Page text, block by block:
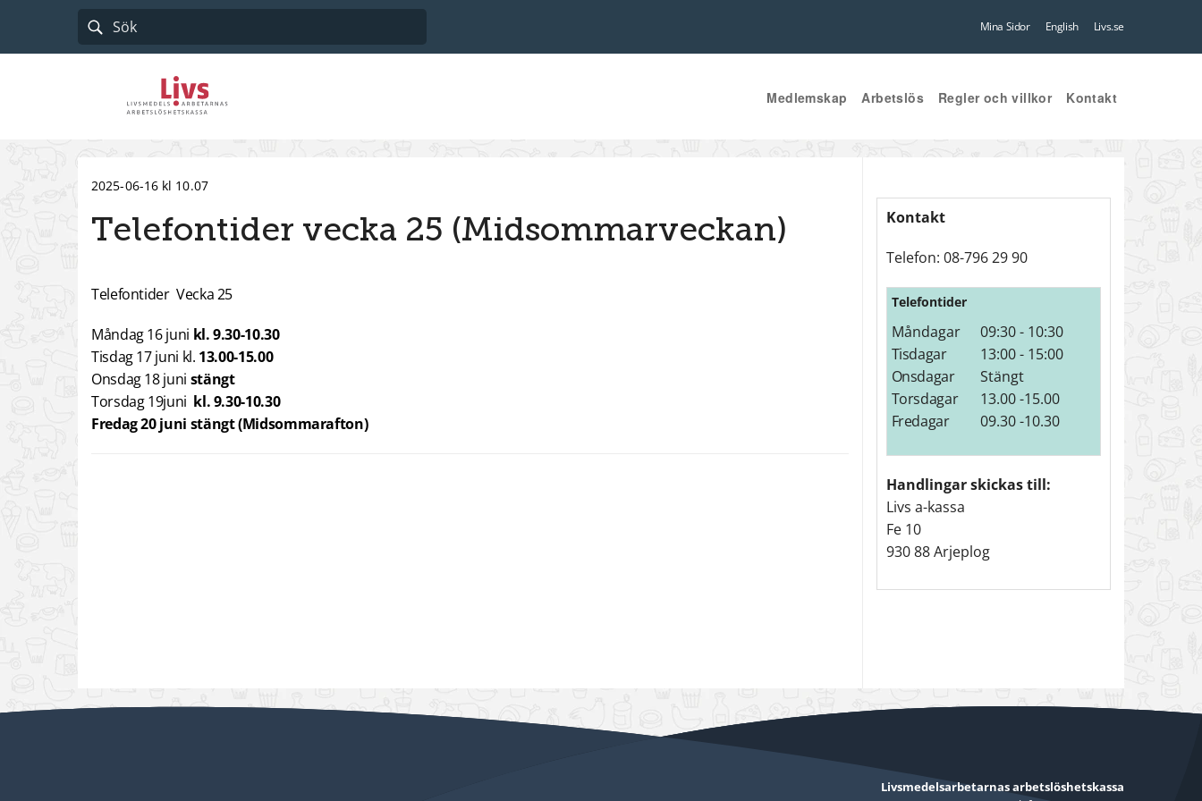
Mina Sidor English Livs.se
Medlemskap Arbetslös Regler och villkor Kontakt
2025-06-16 kl 10.07
Telefontider vecka 25 (Midsommarveckan)
Telefontider Vecka 25
Måndag 16 juni kl. 9.30-10.30
Tisdag 17 juni kl. 13.00-15.00
Onsdag 18 juni stängt
Torsdag 19juni kl. 9.30-10.30
Fredag 20 juni stängt (Midsommarafton)
Kontakt
Telefon: 08-796 29 90
Telefontider
Måndagar
Tisdagar
Onsdagar
Torsdagar
Fredagar
09:30 - 10:30
13:00 - 15:00
Stängt
13.00 -15.00
09.30 -10.30
Handlingar skickas till:
Livs a-kassa
Fe 10
930 88 Arjeplog
Livsmedelsarbetarnas arbetslöshetskassa